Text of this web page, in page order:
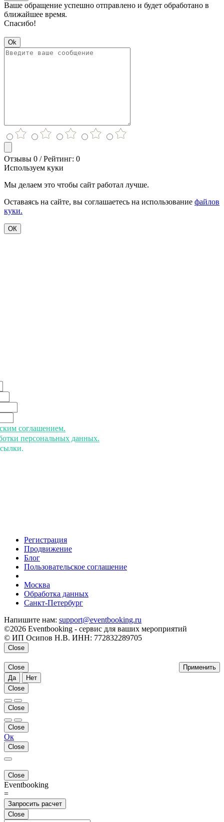
Ваше обращение успешно отправлено и будет обработано в
ближайшее время.
Спасибо!
Ok
Отзывы 0 / Рейтинг: 0
Используем куки
Мы делаем это чтобы сайт работал лучше.
Оставаясь на сайте, вы соглашаетесь на использование файлов
куки.
ОК
соглашением.
персональных данных.
Регистрация
Продвижение
Блог
Пользовательское соглашение
Москва
Обработка данных
Санкт-Петербург
Напишите нам: support@eventbooking.ru
©2026 Eventbooking - сервис для ваших мероприятий
© ИП Осипов Н.В. ИНН: 772832289705
Close
Применить
Close
Да
Нет
Close
Close
Close
Ок
Close
Close
Eventbooking
=
Запросить расчет
Close